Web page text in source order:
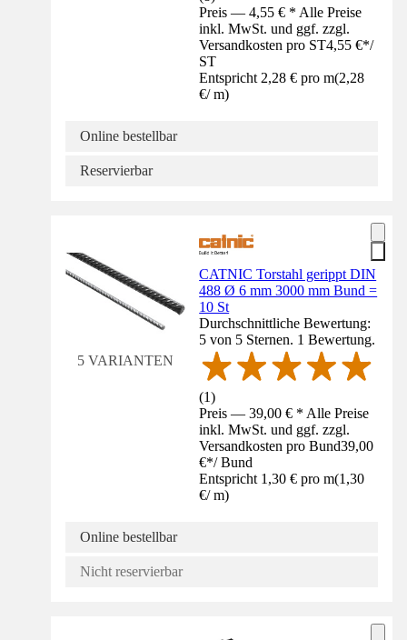
Preis — 4,55 € * Alle Preise
inkl. MwSt. und ggf. zzgl.
Versandkosten pro ST4,55 €*/
ST
Entspricht 2,28 € pro m(2,28
€/ m)
Online bestellbar
Reservierbar
5 VARIANTEN
CATNIC Torstahl gerippt DIN
488 Ø 6 mm 3000 mm Bund =
10 St
Durchschnittliche Bewertung:
5 von 5 Sternen. 1 Bewertung.
(1)
Preis — 39,00 € * Alle Preise
inkl. MwSt. und ggf. zzgl.
Versandkosten pro Bund39,00
€*/ Bund
Entspricht 1,30 € pro m(1,30
€/ m)
Online bestellbar
Nicht reservierbar